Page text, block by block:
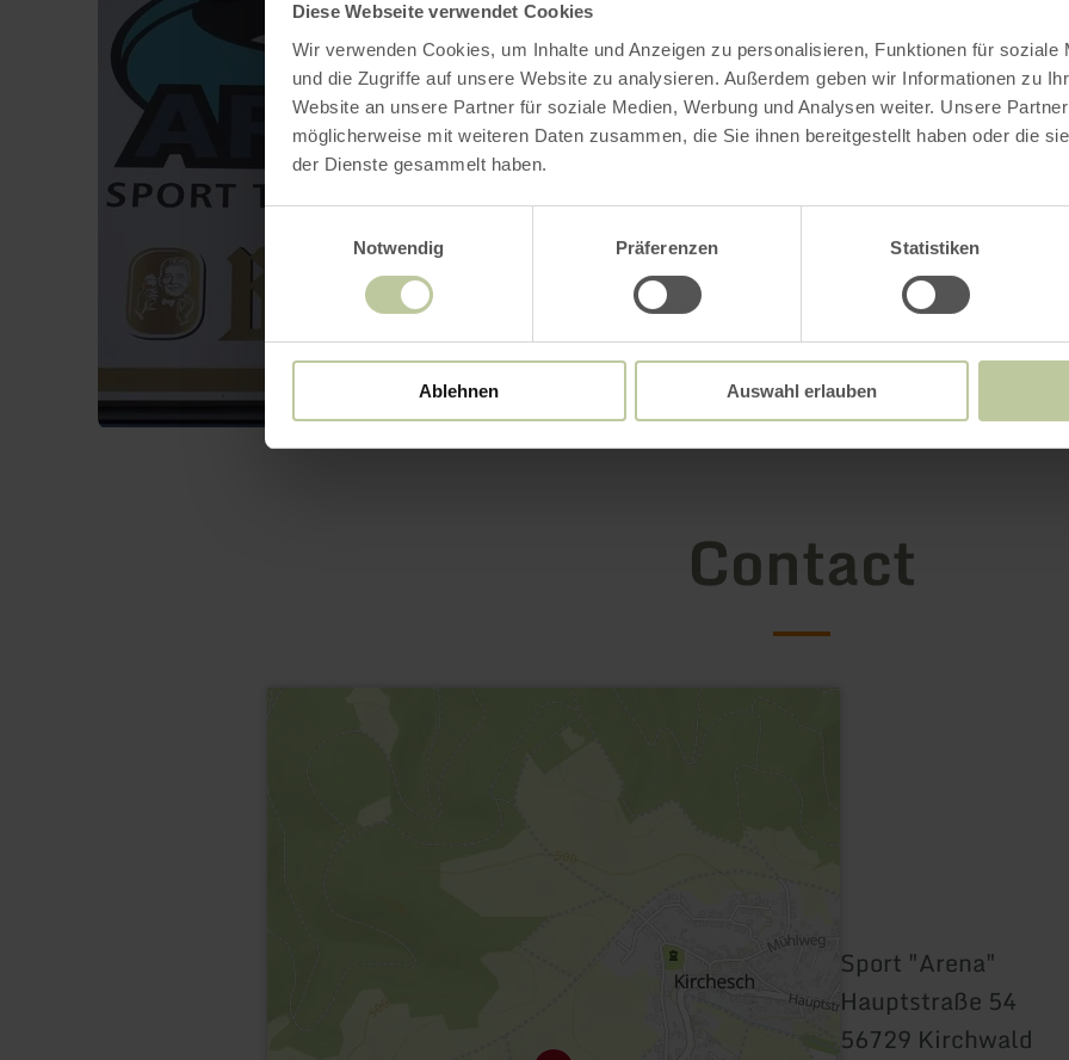
Diese Webseite verwendet Cookies
Wir verwenden Cookies, um Inhalte und Anzeigen zu personalisieren, Funktionen für soziale
und die Zugriffe auf unsere Website zu analysieren. Außerdem geben wir Informationen zu
Website an unsere Partner für soziale Medien, Werbung und Analysen weiter. Unsere
möglicherweise mit weiteren Daten zusammen, die Sie ihnen bereitgestellt haben oder die
der Dienste gesammelt haben.
Notwendig
Präferenzen Statistiken
Ablehnen Auswahl erlauben
Contact
Sport "Arena"
Hauptstraße 54
56729 Kirchwald